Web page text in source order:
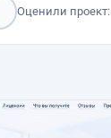
Оценили проект: